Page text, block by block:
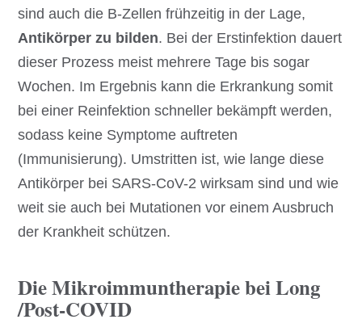
sind auch die B-Zellen frühzeitig in der Lage,
Antikörper zu bilden. Bei der Erstinfektion dauert
dieser Prozess meist mehrere Tage bis sogar
Wochen. Im Ergebnis kann die Erkrankung somit
bei einer Reinfektion schneller bekämpft werden,
sodass keine Symptome auftreten
(Immunisierung). Umstritten ist, wie lange diese
Antikörper bei SARS-CoV-2 wirksam sind und wie
weit sie auch bei Mutationen vor einem Ausbruch
der Krankheit schützen.
Die Mikroimmuntherapie bei Long
/Post-COVID